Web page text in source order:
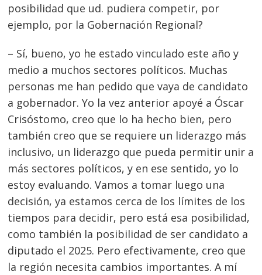
posibilidad que ud. pudiera competir, por
ejemplo, por la Gobernación Regional?
– Sí, bueno, yo he estado vinculado este año y
medio a muchos sectores políticos. Muchas
personas me han pedido que vaya de candidato
a gobernador. Yo la vez anterior apoyé a Óscar
Crisóstomo, creo que lo ha hecho bien, pero
también creo que se requiere un liderazgo más
inclusivo, un liderazgo que pueda permitir unir a
más sectores políticos, y en ese sentido, yo lo
estoy evaluando. Vamos a tomar luego una
decisión, ya estamos cerca de los límites de los
tiempos para decidir, pero está esa posibilidad,
como también la posibilidad de ser candidato a
diputado el 2025. Pero efectivamente, creo que
la región necesita cambios importantes. A mí